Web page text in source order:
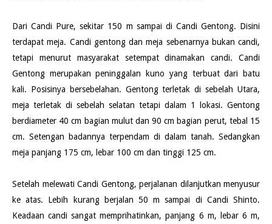
Dari Candi Pure, sekitar 150 m sampai di Candi Gentong. Disini
terdapat meja. Candi gentong dan meja sebenarnya bukan candi,
tetapi menurut masyarakat setempat dinamakan candi. Candi
Gentong merupakan peninggalan kuno yang terbuat dari batu
kali. Posisinya bersebelahan. Gentong terletak di sebelah Utara,
meja terletak di sebelah selatan tetapi dalam 1 lokasi. Gentong
berdiameter 40 cm bagian mulut dan 90 cm bagian perut, tebal 15
cm. Setengan badannya terpendam di dalam tanah. Sedangkan
meja panjang 175 cm, lebar 100 cm dan tinggi 125 cm.
Setelah melewati Candi Gentong, perjalanan dilanjutkan menyusur
ke atas. Lebih kurang berjalan 50 m sampai di Candi Shinto.
Keadaan candi sangat memprihatinkan, panjang 6 m, lebar 6 m,